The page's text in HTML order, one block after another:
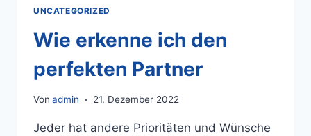
UNCATEGORIZED
Wie erkenne ich den
perfekten Partner
Von admin 21. Dezember 2022
Jeder hat andere Prioritäten und Wünsche